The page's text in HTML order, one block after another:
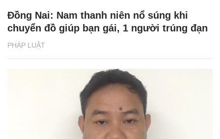
PHÁP LUẬT
Đồng Nai: Nam thanh niên nổ súng khi
chuyển đồ giúp bạn gái, 1 người trúng đạn